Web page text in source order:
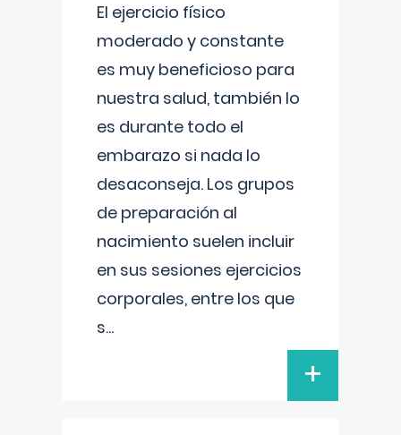
El ejercicio físico
moderado y constante
es muy beneficioso para
nuestra salud, también lo
es durante todo el
embarazo si nada lo
desaconseja. Los grupos
de preparación al
nacimiento suelen incluir
en sus sesiones ejercicios
corporales, entre los que
s...
+